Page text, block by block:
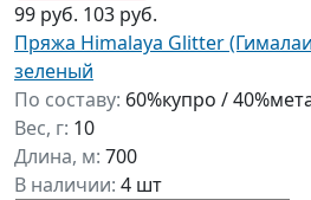
99 руб. 103 руб.
Пряжа Himalaya Glitter
зеленый
По составу: 60%купро /
Вес, г: 10
Длина, м: 700
В наличии: 4 шт